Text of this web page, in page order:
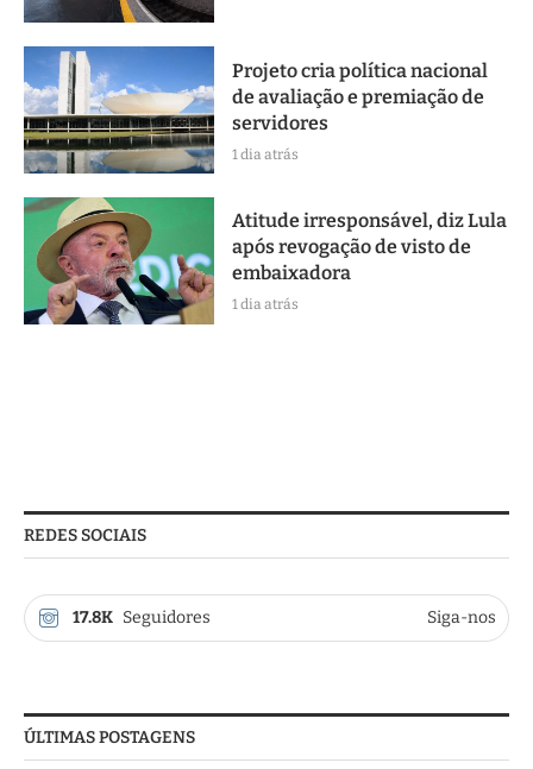
Projeto cria política nacional
de avaliação e premiação de
servidores
1 dia atrás
Atitude irresponsável, diz Lula
após revogação de visto de
embaixadora
1 dia atrás
REDES SOCIAIS
17.8K Seguidores Siga-nos
ÚLTIMAS POSTAGENS